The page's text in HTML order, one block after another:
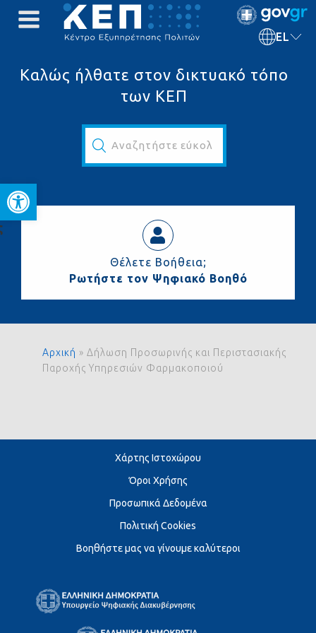
Ανοίξτε τη γραμμή
EL
Καλώς ήλθατε στον δικτυακό τόπο
των ΚΕΠ
Αναζητήστε εύκολα και γρήγορα...
Θέλετε Βοήθεια;
Ρωτήστε τον Ψηφιακό Βοηθό
Αρχική » Δήλωση Προσωρινής και Περιστασιακής
Παροχής Υπηρεσιών Φαρμακοποιού
Χάρτης Ιστοχώρου
Όροι Χρήσης
Προσωπικά Δεδομένα
Πολιτική Cookies
Βοηθήστε μας να γίνουμε καλύτεροι